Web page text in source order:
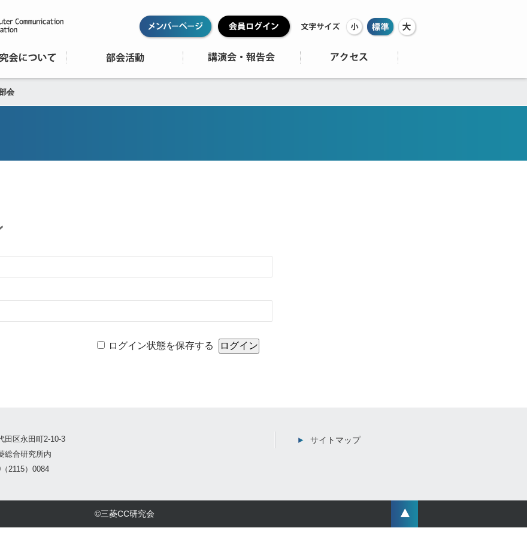
会
ログイン状態を保存する
田区永田町2-10-3
総合研究所内
2115）0084
サイトマップ
©三菱CC研究会